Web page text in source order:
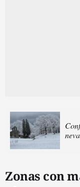
Zonas con